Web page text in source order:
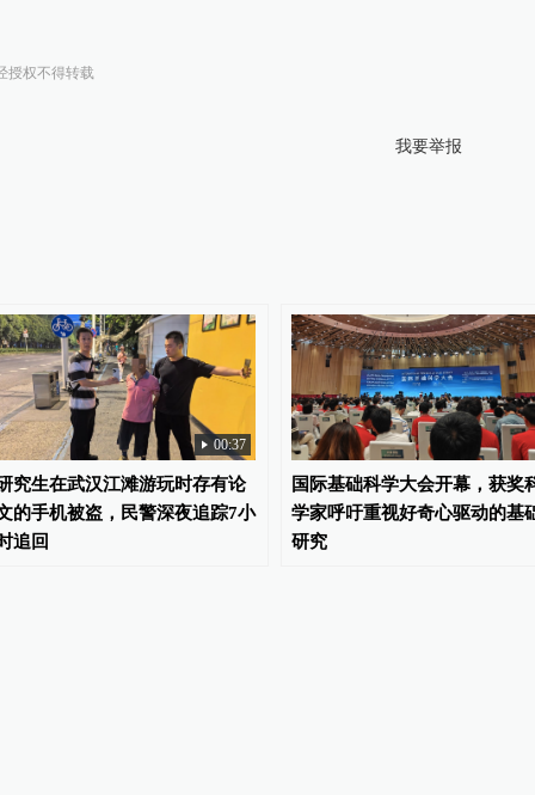
授权不得转载
我要举报
00:37
究生在武汉江滩游玩时存有论
的手机被盗，民警深夜追踪7小
追回
国际基础科学大会开幕，获奖
学家呼吁重视好奇心驱动的基
研究